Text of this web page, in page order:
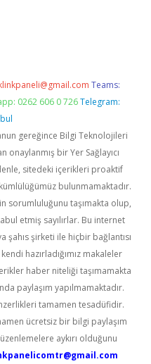
Teams:
0262 606 0 726 Telegram:
gereğince Bilgi Teknolojileri
onaylanmış bir Yer Sağlayıcı
sitedeki içerikleri proaktif
bulunmamaktadır.
sorumluluğunu taşımakta olup,
etmiş sayılırlar. Bu internet
şirketi ile hiçbir bağlantısı
hazırladığımız makaleler
haber niteliği taşımamakta
paylaşım yapılmamaktadır.
tamamen tesadüfidir.
ücretsiz bir bilgi paylaşım
aykırı olduğunu